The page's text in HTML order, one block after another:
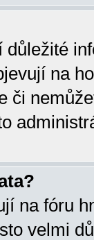
na
či
na fóru
velmi